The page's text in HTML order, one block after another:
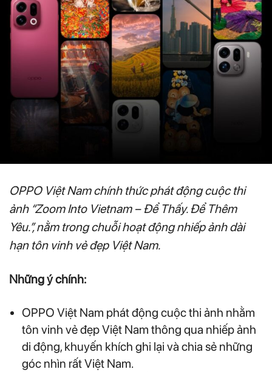
OPPO Việt Nam chính thức phát động cuộc thi
ảnh “Zoom Into Vietnam – Để Thấy. Để Thêm
Yêu.”, nằm trong chuỗi hoạt động nhiếp ảnh dài
hạn tôn vinh vẻ đẹp Việt Nam.
Những ý chính:
OPPO Việt Nam phát động cuộc thi ảnh nhằm
tôn vinh vẻ đẹp Việt Nam thông qua nhiếp ảnh
di động, khuyến khích ghi lại và chia sẻ những
góc nhìn rất Việt Nam.